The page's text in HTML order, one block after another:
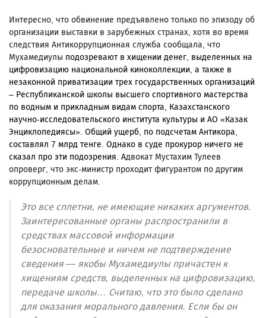
Интересно, что обвинение предъявлено только по эпизоду об
организации выставки в зарубежных странах, хотя во время
следствия Антикоррупционная служба сообщала, что
Мухамедиулы подозревают в хищении денег, выделенных на
цифровизацию национальной киноколлекции, а также в
незаконной приватизации трех государственных организаций
– Республиканской школы высшего спортивного мастерства
по водным и прикладным видам спорта, Казахстанского
научно-исследовательского института культуры и АО «Казак
Энциклопедиясы». Общий ущерб, по подсчетам Антикора,
составлял 7 млрд тенге. Однако в суде прокурор ничего не
сказал про эти подозрения. Адвокат Мустахим Тулеев
опроверг, что экс-министр проходит фигурантом по другим
коррупционным делам.
Это все сплетни, не имеющие никаких аргументов.
Заинтересованные органы распространили в
средствах массовой информации
безосновательные и ничем не подтверждение
сведения — якобы Мухамедиулы причастен к
хищениям средств, выделенных на цифровизацию,
передаче школы… Считаю, что это было сделано
для оказания морального давления. Если бы он